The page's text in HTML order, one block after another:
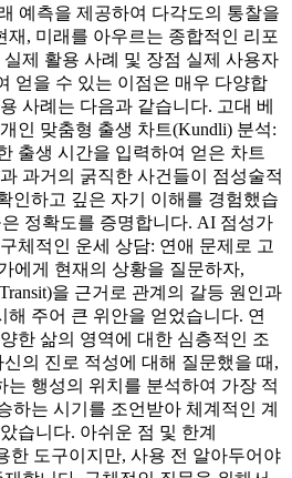
예측을 제공하여 다각도의 통찰을
재, 미래를 아우르는 종합적인 리포
제 활용 사례 및 장점 실제 사용자
얻을 수 있는 이점은 매우 다양합
사례는 다음과 같습니다. 고대 베
인 맞춤형 출생 차트(Kundli) 분석:
출생 시간을 입력하여 얻은 차트
과거의 굵직한 사건들이 점성술적
인하고 깊은 자기 이해를 경험했습
정확도를 증명합니다. AI 점성가
체적인 운세 상담: 연애 문제로 고
에게 현재의 상황을 질문하자,
을 근거로 관계의 갈등 원인과
주어 큰 위안을 얻었습니다. 연
한 삶의 영역에 대한 심층적인 조
의 진로 적성에 대해 질문했을 때,
행성의 위치를 분석하여 가장 적
하는 시기를 조언받아 체계적인 계
습니다. 아쉬운 점 및 한계
한 도구이지만, 사용 전 알아두어야